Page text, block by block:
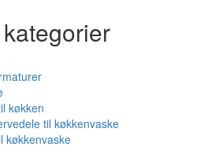
køkken
til køkkenvaske
køkkenvaske